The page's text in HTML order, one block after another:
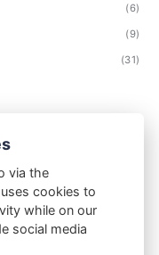
(6)
(9)
(31)
de privacidade
via the
cookies to
while on our
social media